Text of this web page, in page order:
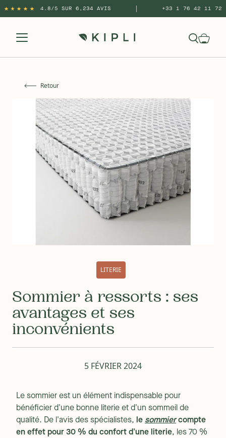
4.8/5 SUR 6,234 AVIS +33 1 76 42 11 72
Retour
LITERIE
Sommier à ressorts : ses
avantages et ses
inconvénients
5 FÉVRIER 2024
Le sommier est un élément indispensable pour
bénéficier d'une bonne literie et d'un sommeil de
qualité. De l'avis des spécialistes, le sommiercompte
en effet pour 30 % du confort d'une literie, les 70 %